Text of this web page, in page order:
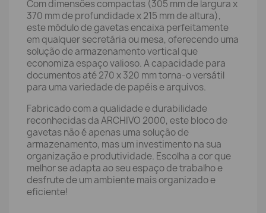
Com dimensões compactas (305 mm de largura x
370 mm de profundidade x 215 mm de altura),
este módulo de gavetas encaixa perfeitamente
em qualquer secretária ou mesa, oferecendo uma
solução de armazenamento vertical que
economiza espaço valioso. A capacidade para
documentos até 270 x 320 mm torna-o versátil
para uma variedade de papéis e arquivos.
Fabricado com a qualidade e durabilidade
reconhecidas da ARCHIVO 2000, este bloco de
gavetas não é apenas uma solução de
armazenamento, mas um investimento na sua
organização e produtividade. Escolha a cor que
melhor se adapta ao seu espaço de trabalho e
desfrute de um ambiente mais organizado e
eficiente!